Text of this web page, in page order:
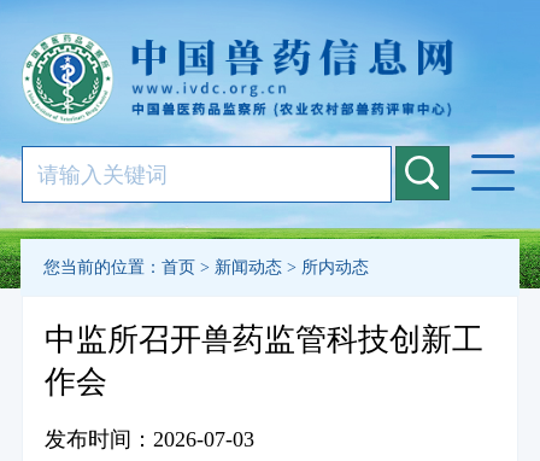
您当前的位置： 首页> 新闻动态> 所内动态
中监所召开兽药监管科技创新工
作会
发布时间：2026-07-03